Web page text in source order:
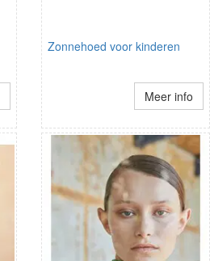
Zonnehoed voor kinderen
Meer info